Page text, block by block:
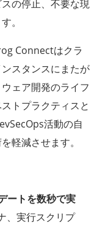
の停止、不要な現
。
Connectはクラ
スタンスにまたが
ェア開発のライフ
トプラクティスと
活動の自
軽減させます。
ートを数秒で実
、実行スクリプ